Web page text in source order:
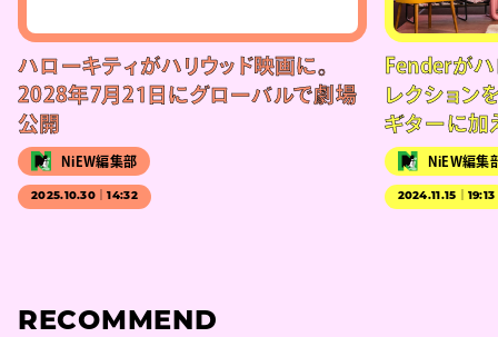
ハローキティがハリウッド映画に。
2028年7月21日にグローバルで劇場
公開
NiEW編集部
2025.10.30｜14:32
Fenderが
レクション
ギターに加
NiEW編集
2024.11.15｜19:13
RECOMMEND